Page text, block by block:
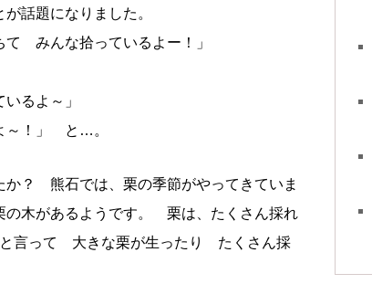
が話題になりました。
て みんな拾っているよー！」
いるよ～」
～！」 と…。
？ 熊石では、栗の季節がやってきていま
木があるようです。 栗は、たくさん採れ
言って 大きな栗が生ったり たくさん採